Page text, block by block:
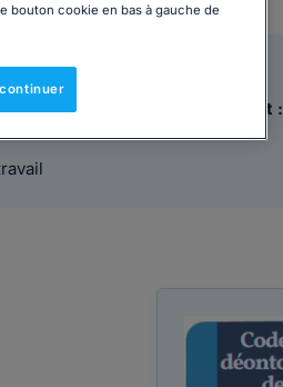
architectes au format PDF inclut :
bouton cookie en bas à gauche de